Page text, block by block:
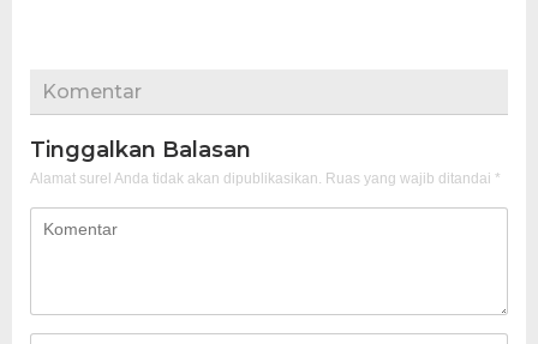
Komentar
Tinggalkan Balasan
Alamat surel Anda tidak akan dipublikasikan. Ruas yang wajib ditandai *